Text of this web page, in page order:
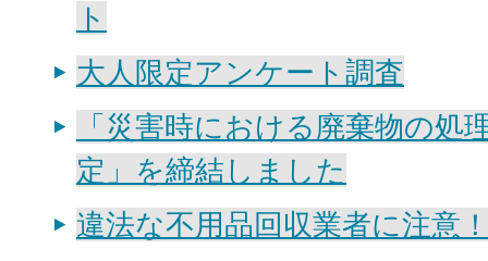
ト
大人限定アンケート調査
「災害時における廃棄物の処
定」を締結しました
違法な不用品回収業者に注意